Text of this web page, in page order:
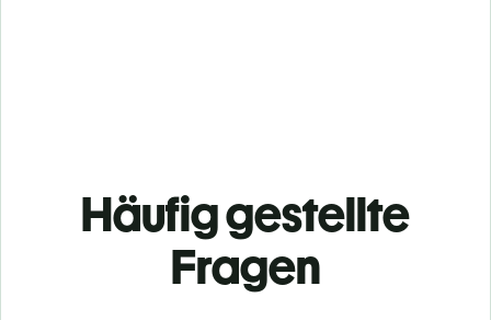
Häufig gestellte
Fragen